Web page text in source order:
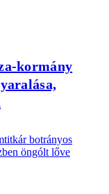
kormány
botrányos
öngólt lőve